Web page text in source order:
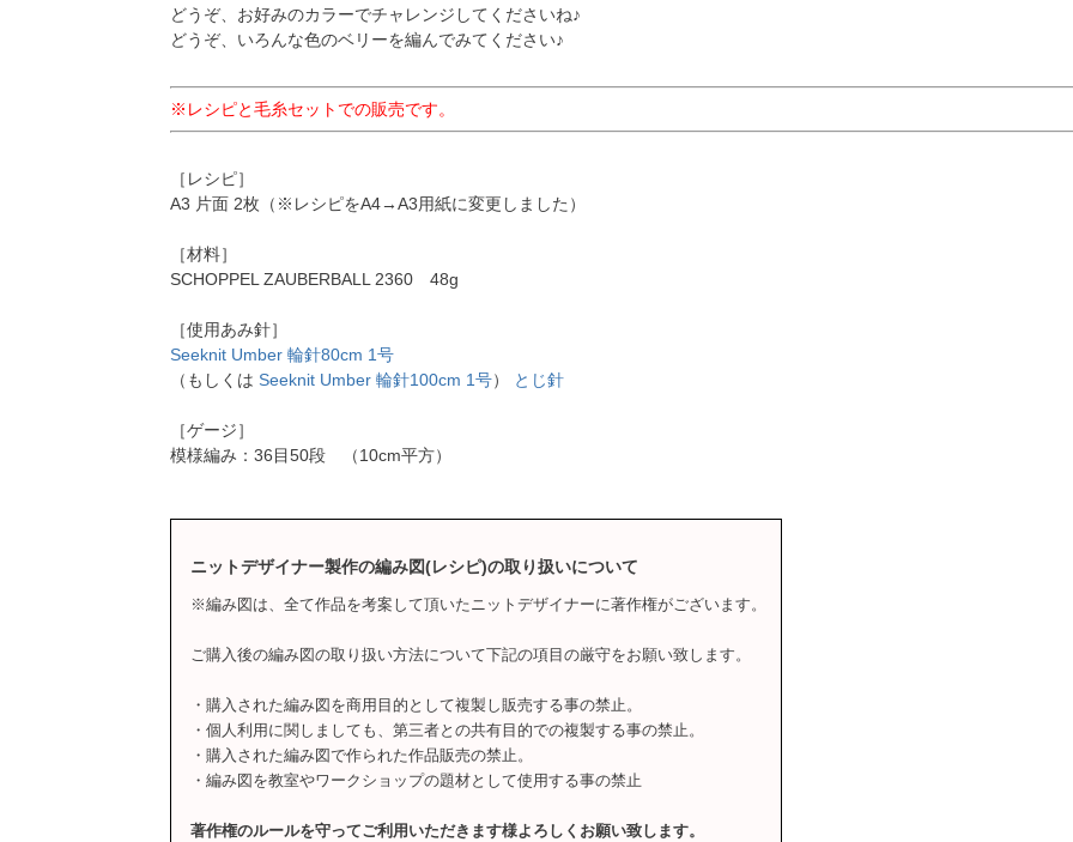
どうぞ、お好みのカラーでチャレンジしてくださいね♪
どうぞ、いろんな色のベリーを編んでみてください♪
※レシピと毛糸セットでの販売です。
［レシピ］
A3 片面 2枚（※レシピをA4→A3用紙に変更しました）
［材料］
SCHOPPEL ZAUBERBALL 2360 48g
［使用あみ針］
Seeknit Umber 輪針80cm 1号
（もしくは Seeknit Umber 輪針100cm 1号） とじ針
［ゲージ］
模様編み：36目50段 （10cm平方）
ニットデザイナー製作の編み図(レシピ)の取り扱いについて
※編み図は、全て作品を考案して頂いたニットデザイナーに著作権がございます。
ご購入後の編み図の取り扱い方法について下記の項目の厳守をお願い致します。
・購入された編み図を商用目的として複製し販売する事の禁止。
・個人利用に関しましても、第三者との共有目的での複製する事の禁止。
・購入された編み図で作られた作品販売の禁止。
・編み図を教室やワークショップの題材として使用する事の禁止
著作権のルールを守ってご利用いただきます様よろしくお願い致します。